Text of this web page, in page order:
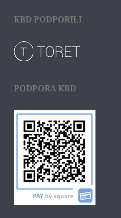
KBD PODPORILI
PODPORA KBD